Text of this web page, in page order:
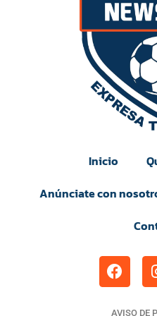
Inicio
Anúnciate con
AVISO DE